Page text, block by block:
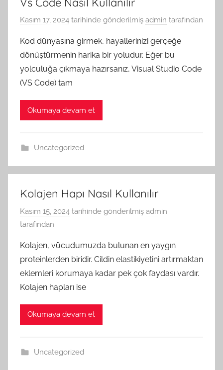
Kasım 17, 2024 tarihinde gönderilmiş admin tarafından
Kod dünyasına girmek, hayallerinizi gerçeğe
dönüştürmenin harika bir yoludur. Eğer bu
yolculuğa çıkmaya hazırsanız, Visual Studio Code
(VS Code) tam
Okumaya devam et
Uncategorized
Kolajen Hapı Nasıl Kullanılır
Kasım 15, 2024 tarihinde gönderilmiş admin
tarafından
Kolajen, vücudumuzda bulunan en yaygın
proteinlerden biridir. Cildin elastikiyetini artırmaktan
eklemleri korumaya kadar pek çok faydası vardır.
Kolajen hapları ise
Okumaya devam et
Uncategorized